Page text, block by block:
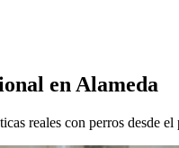
en Alameda
reales con perros desde